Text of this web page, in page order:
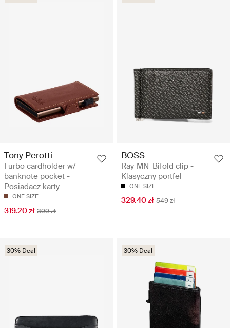
Tony Perotti
Furbo cardholder w/
banknote pocket -
Posiadacz karty
ONE SIZE
319.20 zł 399 zł
BOSS
Ray_MN_Bifold clip -
Klasyczny portfel
ONE SIZE
329.40 zł 549 zł
30% Deal 30% Deal